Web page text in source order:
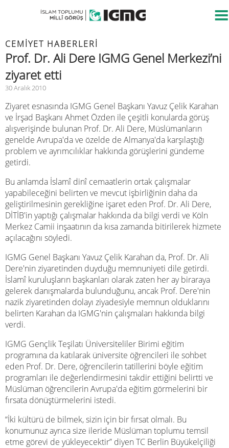
CEMIYET HABERLERI
Prof. Dr. Ali Dere IGMG Genel Merkezi’ni
ziyaret etti
30 Aralık 2010
Ziyaret esnasında IGMG Genel Başkanı Yavuz Çelik Karahan
ve İrşad Başkanı Ahmet Özden ile çeşitli konularda görüş
alışverişinde bulunan Prof. Dr. Ali Dere, Müslümanların
genelde Avrupa'da ve özelde de Almanya'da karşılaştığı
problem ve ayrımcılıklar hakkında görüşlerini gündeme
getirdi.
Bu anlamda İslamî dinî cemaatlerin ortak çalışmalar
yapabileceğini belirten ve mevcut işbirliğinin daha da
geliştirilmesinin gerekliğine işaret eden Prof. Dr. Ali Dere,
DİTİB'in yaptığı çalışmalar hakkında da bilgi verdi ve Köln
Merkez Camii inşaatının da kısa zamanda bitirilerek hizmete
açılacağını söyledi.
IGMG Genel Başkanı Yavuz Çelik Karahan da, Prof. Dr. Ali
Dere'nin ziyaretinden duyduğu memnuniyeti dile getirdi.
İslamî kuruluşların başkanları olarak zaten her ay biraraya
gelerek danışmalarda bulunduğunu, ancak Prof. Dere'nin
nazik ziyaretinden dolayı ziyadesiyle memnun olduklarını
belirten Karahan da IGMG'nin çalışmaları hakkında bilgi
verdi.
IGMG Gençlik Teşilatı Üniversiteliler Birimi eğitim
programına da katılarak üniversite öğrencileri ile sohbet
eden Prof. Dr. Dere, öğrencilerin tatillerini böyle eğitim
programları ile değerlendirmesini takdir ettiğini belirtti ve
Müslüman öğrencilerin Avrupa'da eğitim görmelerini bir
fırsata dönüştürmelerini istedi.
“İki kültürü de bilmek, sizin için bir fırsat olmalı. Bu
konumunuz ayrıca size ileride Müslüman toplumu temsil
etme görevi de yükleyecektir” diyen TC Berlin Büyükelçiliği